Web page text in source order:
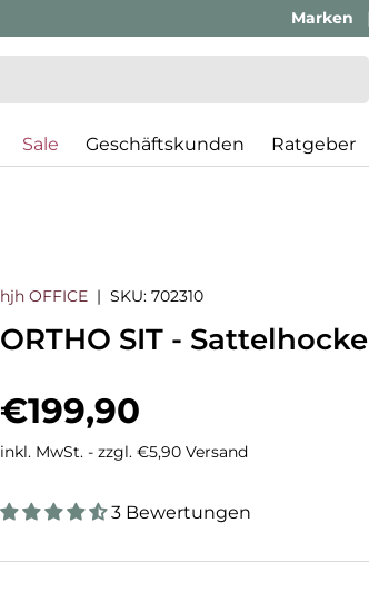
Marken
Sale Geschäftskunden Ratgeber
hjh OFFICE |SKU: 702310
ORTHO SIT -
Normaler Preis
€199,90
inkl. MwSt. - zzgl. €5,90 Versand
3 Bewertungen